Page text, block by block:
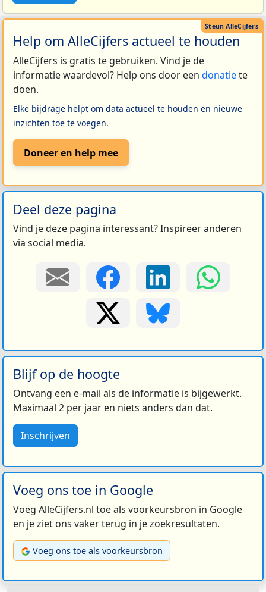
Help om AlleCijfers actueel te houden
AlleCijfers is gratis te gebruiken. Vind je de
informatie waardevol? Help ons door een donatiete
doen.
Elke bijdrage helpt om data actueel te houden en nieuwe
inzichten toe te voegen.
Doneer en help mee
Deel deze pagina
Vind je deze pagina interessant? Inspireer anderen
via social media.
Blijf op de hoogte
Ontvang een e-mail als de informatie is bijgewerkt.
Maximaal 2 per jaar en niets anders dan dat.
Inschrijven
Voeg ons toe in Google
Voeg AlleCijfers.nl toe als voorkeursbron in Google
en je ziet ons vaker terug in je zoekresultaten.
Voeg ons toe als voorkeursbron